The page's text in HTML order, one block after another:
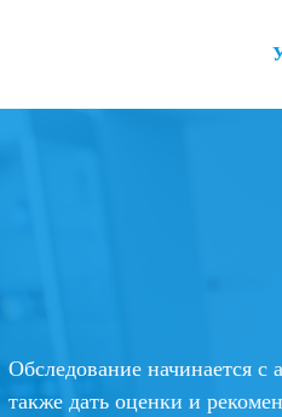
Обследование начинается с
также дать оценки и